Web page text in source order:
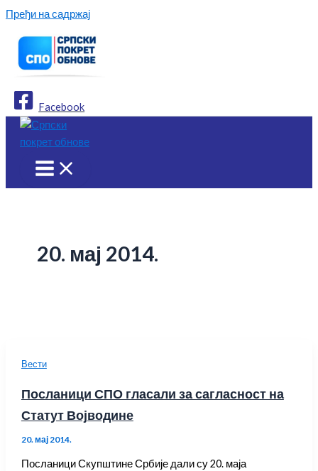
Пређи на садржај
Facebook
20. мај 2014.
Вести
Посланици СПО гласали за сагласност на
Статут Војводине
20. мај 2014.
Посланици Скупштине Србије дали су 20. маја